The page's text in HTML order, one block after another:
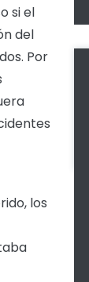
si el
del
Por
los